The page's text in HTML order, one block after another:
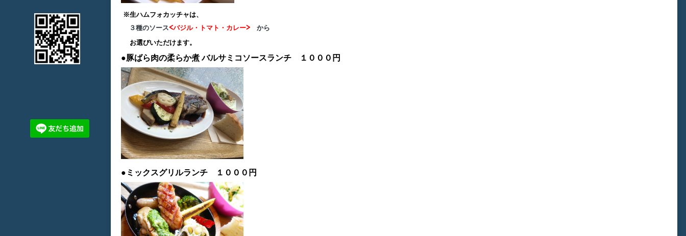
※生ハムフォカッチャは、
３種のソース<バジル・トマト・カレー> から
お選びいただけます。
●豚ばら肉の柔らか煮バルサミコソースランチ １０００円
●ミックスグリルランチ １０００円